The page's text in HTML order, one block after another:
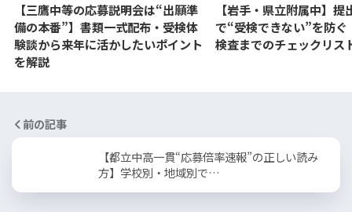
【三鷹中等の応募説明会は“出願準
備の本番”】書類一式配布・受検体
験談から来年に活かしたいポイント
を解説
【岩手・県立附属中】提
で“受検できない”を防ぐ
検査までのチェックリス
前の記事
【都立中高一貫“応募倍率速報”の正しい読み
方】学校別・地域別で…